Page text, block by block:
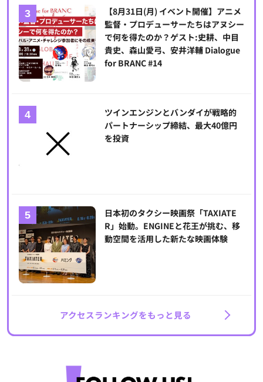
【8月31日(月) イベント開催】アニメ
監督・プロデューサーたちはアヌシー
で何を得たのか？ゲスト:史耕、中目
貴史、森山愛弓、安井洋輔 Dialogue
for BRANC #14
ツインエンジンとバンダイが戦略的
パートナーシップ締結、最大40億円
を投資
日本初のタクシー映画祭「TAXIATE
R」始動。ENGINEと花王が挑む、移
動空間を活用した新たな映画体験
アクセスランキングをもっと見る